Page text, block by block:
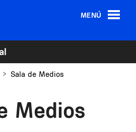
MENÚ
Sala de Medios
Medios